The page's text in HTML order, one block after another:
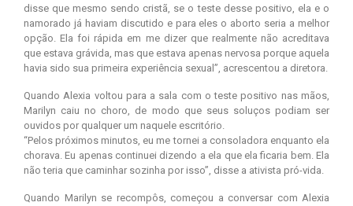
disse que mesmo sendo cristã, se o teste desse positivo, ela e o
namorado já haviam discutido e para eles o aborto seria a melhor
opção. Ela foi rápida em me dizer que realmente não acreditava
que estava grávida, mas que estava apenas nervosa porque aquela
havia sido sua primeira experiência sexual”, acrescentou a diretora.
Quando Alexia voltou para a sala com o teste positivo nas mãos,
Marilyn caiu no choro, de modo que seus soluços podiam ser
ouvidos por qualquer um naquele escritório.
“Pelos próximos minutos, eu me tornei a consoladora enquanto ela
chorava. Eu apenas continuei dizendo a ela que ela ficaria bem. Ela
não teria que caminhar sozinha por isso”, disse a ativista pró-vida.
Quando Marilyn se recompôs, começou a conversar com Alexia